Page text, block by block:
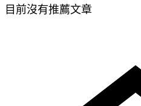
目前沒有推薦文章